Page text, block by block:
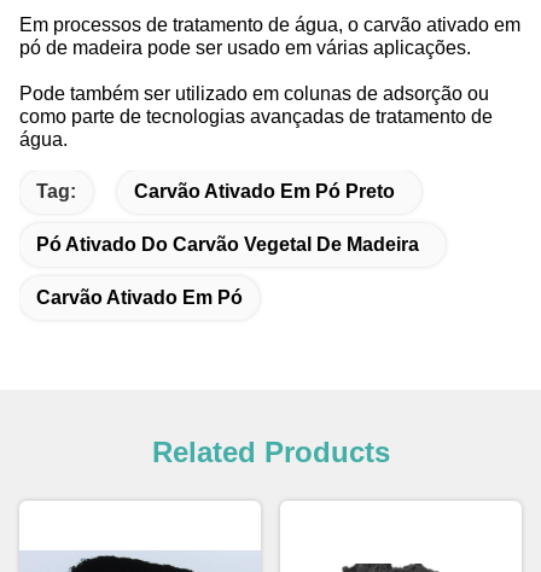
Em processos de tratamento de água, o carvão ativado em
pó de madeira pode ser usado em várias aplicações.
Pode também ser utilizado em colunas de adsorção ou
como parte de tecnologias avançadas de tratamento de
água.
Tag: Carvão Ativado Em Pó Preto
Pó Ativado Do Carvão Vegetal De Madeira
Carvão Ativado Em Pó
Related Products